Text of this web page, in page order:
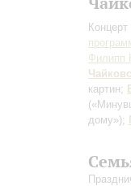
Филипп
картин;
дому»);